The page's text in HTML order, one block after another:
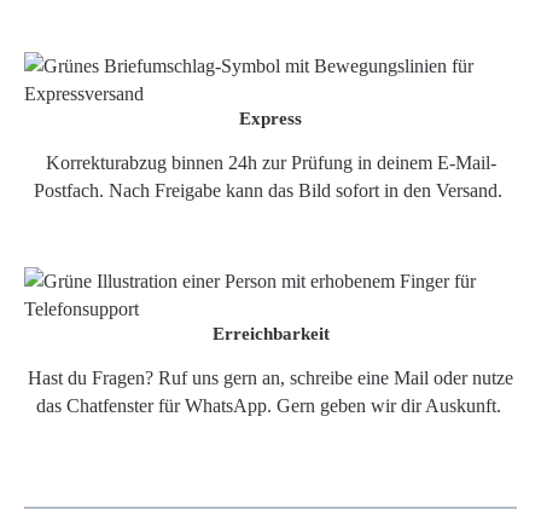
Express
Korrekturabzug binnen 24h zur Prüfung in deinem E-Mail-
Postfach. Nach Freigabe kann das Bild sofort in den Versand.
Erreichbarkeit
Hast du Fragen? Ruf uns gern an, schreibe eine Mail oder nutze
das Chatfenster für WhatsApp. Gern geben wir dir Auskunft.